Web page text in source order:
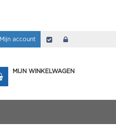
Mijn account Afrekenen
MIJN WINKELWAGEN